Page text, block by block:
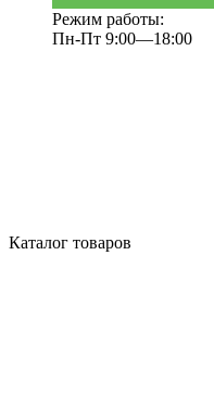
Режим работы:
Пн-Пт 9:00—18:00
Каталог товаров